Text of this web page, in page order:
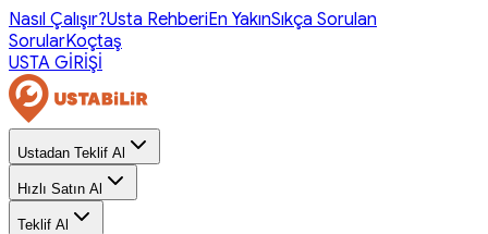
Nasıl Çalışır?Usta RehberiEn YakınSıkça Sorulan
SorularKoçtaş
USTA GİRİŞİ
Ustadan Teklif Al
Hızlı Satın Al
Teklif Al